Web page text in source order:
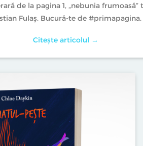
de la pagina 1, „nebunia frumoasă”
Fulaș. Bucură-te de #primapagina.
Citește articolul →